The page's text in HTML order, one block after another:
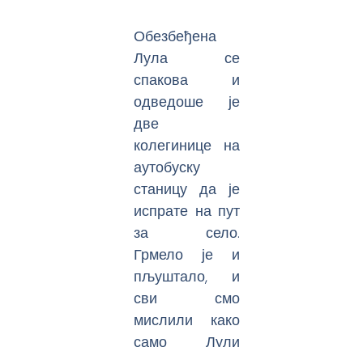
Обезбеђена
Лула се
спакова и
одведоше је
две
колегинице на
аутобуску
станицу да је
испрате на пут
за село.
Грмело је и
пљуштало, и
сви смо
мислили како
само Лули